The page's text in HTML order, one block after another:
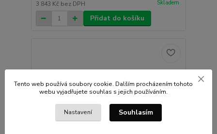
3 843 Kč bez DPH Skladem
Přidat do košíku
Tento web používá soubory cookie. Dalším procházením tohoto
webu vyjadřujete souhlas s jejich používáním.
Nastavení Souhlasím